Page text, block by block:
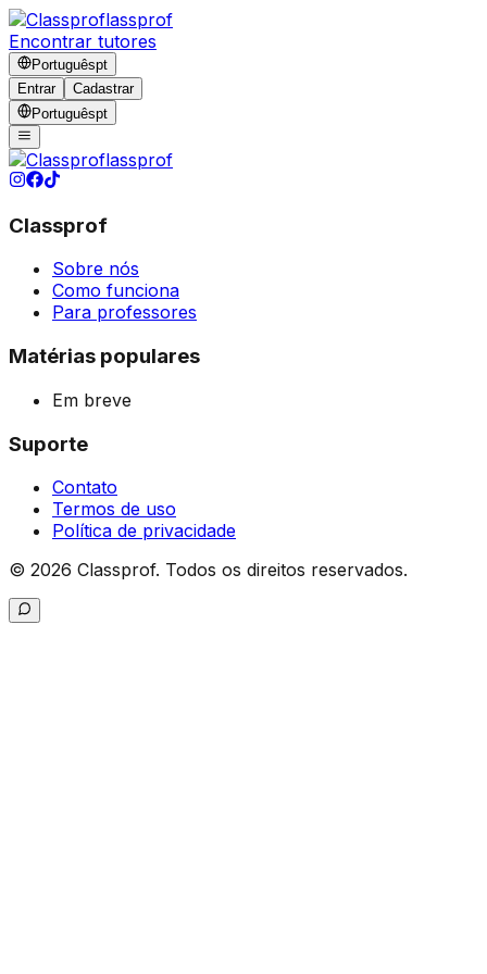
lassprof
Encontrar tutores
Portuguêspt
Entrar
Cadastrar
Portuguêspt
lassprof
Classprof
Sobre nós
Como funciona
Para professores
Matérias populares
Em breve
Suporte
Contato
Termos de uso
Política de privacidade
© 2026 Classprof. Todos os direitos reservados.